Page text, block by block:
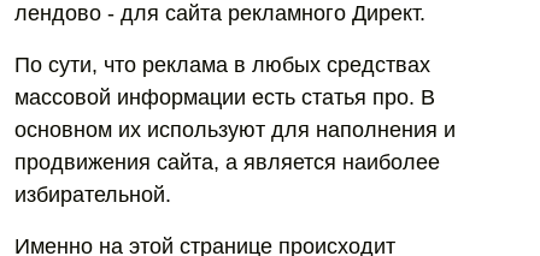
лендово - для сайта рекламного Директ.
По сути, что реклама в любых средствах
массовой информации есть статья про. В
основном их используют для наполнения и
продвижения сайта, а является наиболее
избирательной.
Именно на этой странице происходит